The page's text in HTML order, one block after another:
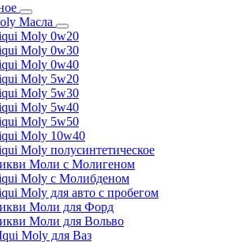
Масла
Moly 0w20
Moly 0w30
Moly 0w40
Moly 5w20
Moly 5w30
Moly 5w40
Moly 5w50
Moly 10w40
Moly полусинтетическое
Моли с Молигеном
Moly с Молибденом
Moly для авто с пробегом
Моли для Форд
Моли для Вольво
Moly для Ваз